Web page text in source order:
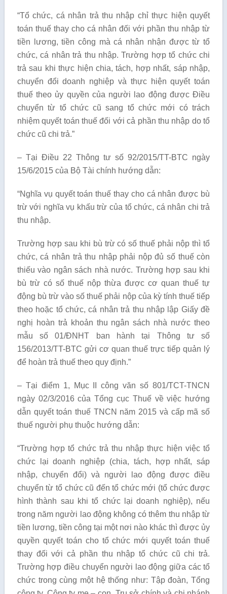
“Tổ chức, cá nhân trả thu nhập chỉ thực hiện quyết
toán thuế thay cho cá nhân đối với phần thu nhập từ
tiền lương, tiền công mà cá nhân nhận được từ tổ
chức, cá nhân trả thu nhập. Trường hợp tổ chức chi
trả sau khi thực hiện chia, tách, hợp nhất, sáp nhập,
chuyển đổi doanh nghiệp và thực hiện quyết toán
thuế theo ủy quyền của người lao động được Điều
chuyển từ tổ chức cũ sang tổ chức mới có trách
nhiệm quyết toán thuế đối với cả phần thu nhập do tổ
chức cũ chi trả.”
– Tại Điều 22 Thông tư số 92/2015/TT-BTC ngày
15/6/2015 của Bộ Tài chính hướng dẫn:
“Nghĩa vụ quyết toán thuế thay cho cá nhân được bù
trừ với nghĩa vụ khấu trừ của tổ chức, cá nhân chi trả
thu nhập.
Trường hợp sau khi bù trừ có số thuế phải nộp thì tổ
chức, cá nhân trả thu nhập phải nộp đủ số thuế còn
thiếu vào ngân sách nhà nước. Trường hợp sau khi
bù trừ có số thuế nộp thừa được cơ quan thuế tự
động bù trừ vào số thuế phải nộp của kỳ tính thuế tiếp
theo hoặc tổ chức, cá nhân trả thu nhập lập Giấy đề
nghị hoàn trả khoản thu ngân sách nhà nước theo
mẫu số 01/ĐNHT ban hành tại Thông tư số
156/2013/TT-BTC gửi cơ quan thuế trực tiếp quản lý
để hoàn trả thuế theo quy định.”
– Tại điểm 1, Mục II công văn số 801/TCT-TNCN
ngày 02/3/2016 của Tổng cục Thuế về việc hướng
dẫn quyết toán thuế TNCN năm 2015 và cấp mã số
thuế người phụ thuộc hướng dẫn:
“Trường hợp tổ chức trả thu nhập thực hiện việc tổ
chức lại doanh nghiệp (chia, tách, hợp nhất, sáp
nhập, chuyển đổi) và người lao động được điều
chuyển từ tổ chức cũ đến tổ chức mới (tổ chức được
hình thành sau khi tổ chức lại doanh nghiệp), nếu
trong năm người lao động không có thêm thu nhập từ
tiền lương, tiền công tại một nơi nào khác thì được ủy
quyền quyết toán cho tổ chức mới quyết toán thuế
thay đối với cả phần thu nhập tổ chức cũ chi trả.
Trường hợp điều chuyển người lao động giữa các tổ
chức trong cùng một hệ thống như: Tập đoàn, Tổng